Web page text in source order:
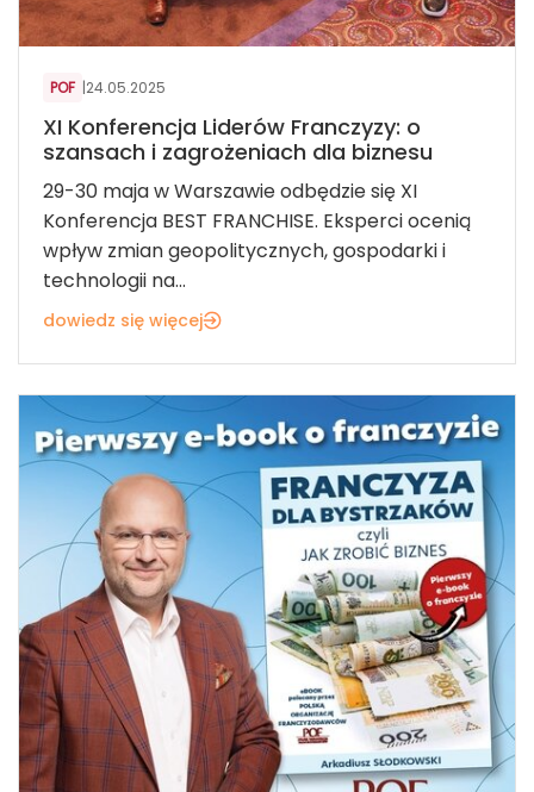
POF |24.05.2025
XI Konferencja Liderów Franczyzy: o
szansach i zagrożeniach dla biznesu
29-30 maja w Warszawie odbędzie się XI
Konferencja BEST FRANCHISE. Eksperci ocenią
wpływ zmian geopolitycznych, gospodarki i
technologii na...
dowiedz się więcej